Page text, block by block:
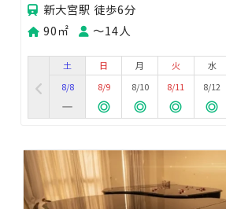
新大宮駅 徒歩6分
90㎡
〜14人
土
8/8
日
8/9
月
8/10
火
8/11
水
8/12